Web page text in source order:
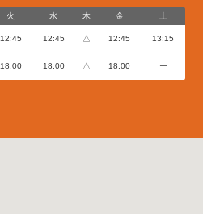
火 水 木 金 土
12:45 12:45 △ 12:45 13:15
18:00 18:00 △ 18:00 ー